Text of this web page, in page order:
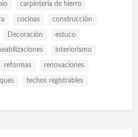
carpinteria de hierro
cocinas construcción
Decoración estuco
interiorismo
reformas renovaciones
techos registrables